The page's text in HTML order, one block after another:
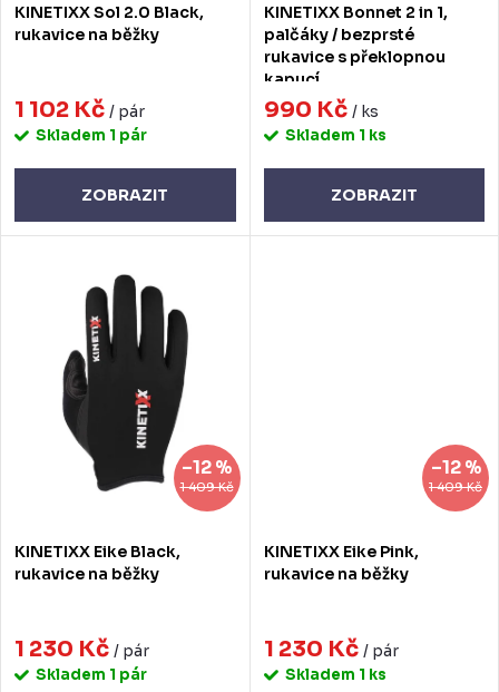
u
t
ů
d
k
KINETIXX Sol 2.0 Black,
rukavice na běžky
1 102 Kč / pár
Skladem 1 pár
ZOBRAZIT
KINETIXX Bonnet 2 in 1,
palčáky / bezprsté
rukavice s překlopnou
kapucí
990 Kč / ks
Skladem 1 ks
ZOBRAZIT
1 409 Kč
–12 %
KINETIXX Eike Black,
rukavice na běžky
1 230 Kč / pár
Skladem 1 pár
1 409 Kč
–12 %
KINETIXX Eike Pink,
rukavice na běžky
1 230 Kč / pár
Skladem 1 ks